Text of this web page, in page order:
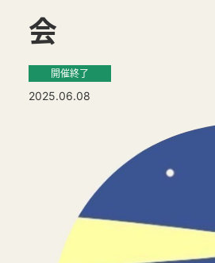
会
開催終了
2025.06.08